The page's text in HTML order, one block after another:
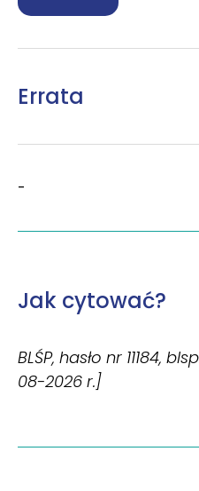
Errata
-
Jak cytować?
BLŚP, hasło nr 11184,
08-2026 r.]